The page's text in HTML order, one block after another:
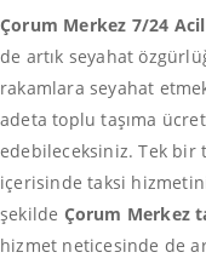
Çorum Merkez 7/24
de artık seyahat
rakamlara seyahat
adeta toplu taşıma
edebileceksiniz. Tek bir
içerisinde taksi
şekilde Çorum Merkez
hizmet neticesinde de